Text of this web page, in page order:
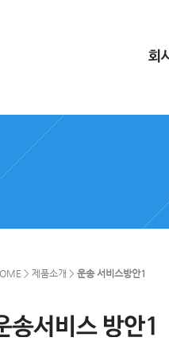
> 제품소개 > 운송 서비스방안1